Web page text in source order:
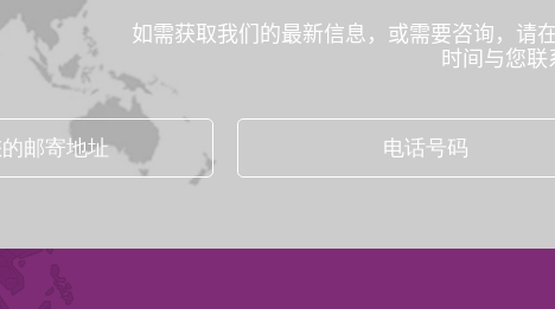
如需获取我们的最新信息，或需要咨询，请
时间与您联